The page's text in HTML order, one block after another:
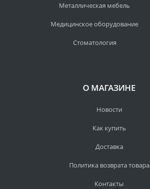
Металлическая мебель
Медицинское оборудование
Стоматология
О МАГАЗИНЕ
Новости
Как купить
Доставка
Политика возврата товара
Контакты